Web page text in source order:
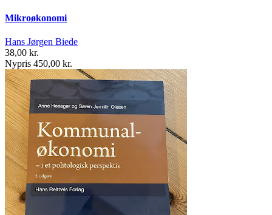
Mikroøkonomi
Hans Jørgen Biede
38,00 kr.
Nypris 450,00 kr.